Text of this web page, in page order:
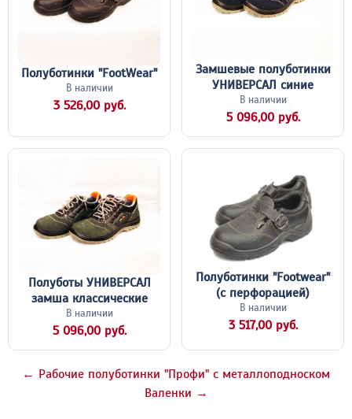
Полуботинки "FootWear"
В наличии
3 526,00 руб.
Замшевые полуботинки
УНИВЕРСАЛ синие
В наличии
5 096,00 руб.
Полуботы УНИВЕРСАЛ
замша классические
В наличии
5 096,00 руб.
Полуботинки "Footwear"
(с перфорацией)
В наличии
3 517,00 руб.
← Рабочие полуботинки "Профи" с металлоподноском
Валенки →